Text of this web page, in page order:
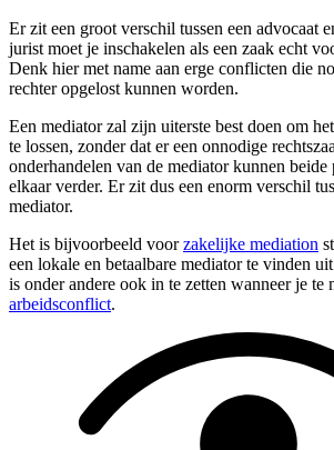
Er zit een groot verschil tussen een advocaat
jurist moet je inschakelen als een zaak echt
Denk hier met name aan erge conflicten die
rechter opgelost kunnen worden.
Een mediator zal zijn uiterste best doen om
te lossen, zonder dat er een onnodige
onderhandelen van de mediator kunnen
elkaar verder. Er zit dus een enorm verschil
mediator.
Het is bijvoorbeeld voorzakelijke mediation
een lokale en betaalbare mediator te vinden
is onder andere ook in te zetten wanneer je te
arbeidsconflict.